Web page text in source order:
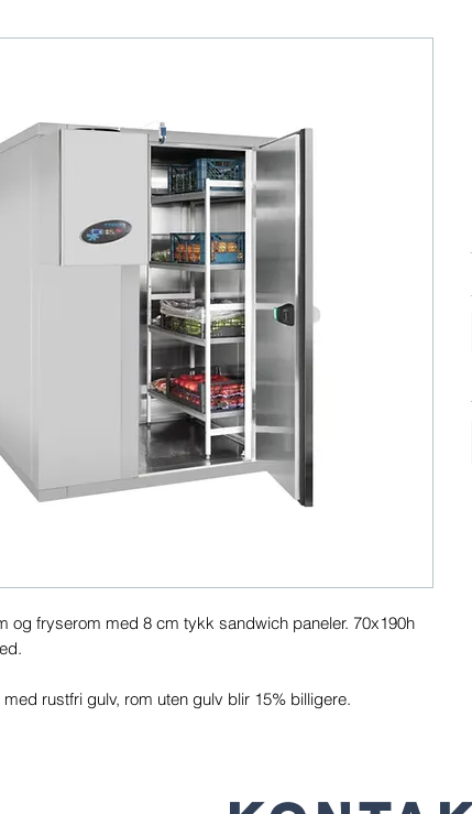
og fryserom med 8 cm tykk sandwich paneler. 70x190h
rustfri gulv, rom uten gulv blir 15% billigere.